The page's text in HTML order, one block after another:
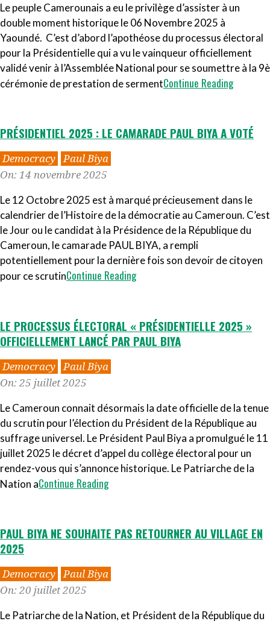
Le peuple Camerounais a eu le privilège d’assister à un
double moment historique le 06 Novembre 2025 à
Yaoundé. C’est d’abord l’apothéose du processus électoral
pour la Présidentielle qui a vu le vainqueur officiellement
validé venir à l’Assemblée National pour se soumettre à la 9è
cérémonie de prestation de sermentContinue Reading
PRÉSIDENTIEL 2025 : LE CAMARADE PAUL BIYA A VOTÉ
2025-
11-
Democracy Paul Biya
On: 14 novembre 2025
Le 12 Octobre 2025 est à marqué précieusement dans le
calendrier de l’Histoire de la démocratie au Cameroun. C’est
le Jour ou le candidat à la Présidence de la République du
Cameroun, le camarade PAUL BIYA, a rempli
potentiellement pour la dernière fois son devoir de citoyen
pour ce scrutinContinue Reading
LE PROCESSUS ÉLECTORAL « PRÉSIDENTIELLE 2025 »
OFFICIELLEMENT LANCÉ PAR PAUL BIYA
2025-
07-
Democracy
Paul Biya
On: 25 juillet 2025
Le Cameroun connait désormais la date officielle de la tenue
du scrutin pour l’élection du Président de la République au
suffrage universel. Le Président Paul Biya a promulgué le 11
juillet 2025 le décret d’appel du collège électoral pour un
rendez-vous qui s’annonce historique. Le Patriarche de la
Nation aContinue Reading
PAUL BIYA NE SOUHAITE PAS RETOURNER AU VILLAGE EN
2025
2025-
07-
Democracy Paul Biya
On: 20 juillet 2025
Le Patriarche de la Nation, et Président de la République du